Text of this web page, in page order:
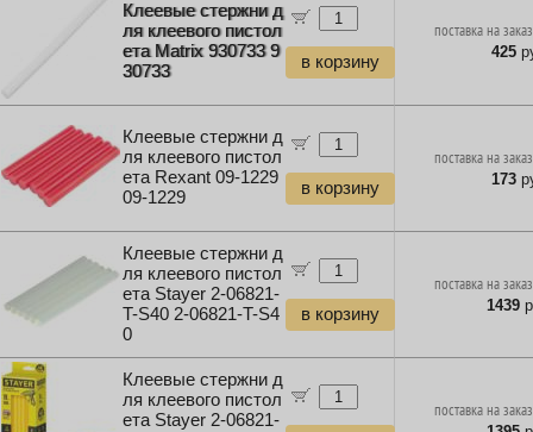
Клеевые стержни д
ля клеевого пистол
ета Matrix 930733 9
30733
в корзину
поставка на
425
Клеевые стержни д
ля клеевого пистол
ета Rexant 09-1229
09-1229
в корзину
поставка на
173
Клеевые стержни д
ля клеевого пистол
ета Stayer 2-06821-
T-S40 2-06821-T-S4
0
в корзину
поставка на
1439
Клеевые стержни д
ля клеевого пистол
ета Stayer 2-06821-
поставка на